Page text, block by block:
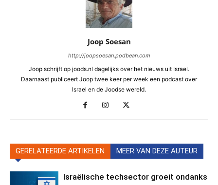
Joop Soesan
http://joopsoesan.podbean.com
Joop schrijft op joods.nl dagelijks over het nieuws uit Israel.
Daarnaast publiceert Joop twee keer per week een podcast over
Israel en de Joodse wereld.
GERELATEERDE ARTIKELEN MEER VAN DEZE AUTEUR
Israëlische techsector groeit ondanks